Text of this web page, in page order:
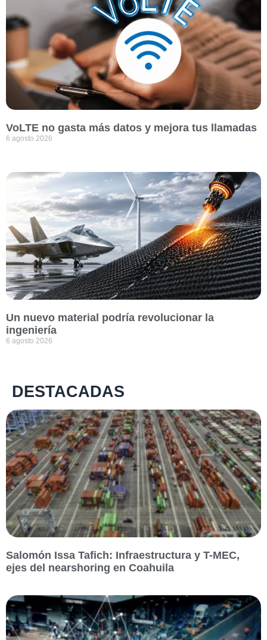
VoLTE no gasta más datos y mejora tus llamadas
6 agosto 2026
Un nuevo material podría revolucionar la
ingeniería
6 agosto 2026
DESTACADAS
Salomón Issa Tafich: Infraestructura y T-MEC,
ejes del nearshoring en Coahuila